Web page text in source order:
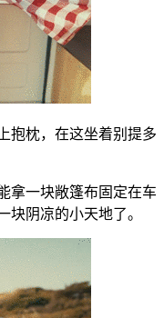
抱枕，在这坐着别提多
拿一块敞篷布固定在车
块阴凉的小天地了。